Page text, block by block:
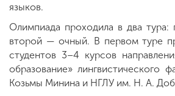
языков.
Олимпиада проходила в два
второй — очный. В первом туре
студентов 3–4 курсов
образование» лингвистического
Козьмы Минина и НГЛУ им. Н. А.